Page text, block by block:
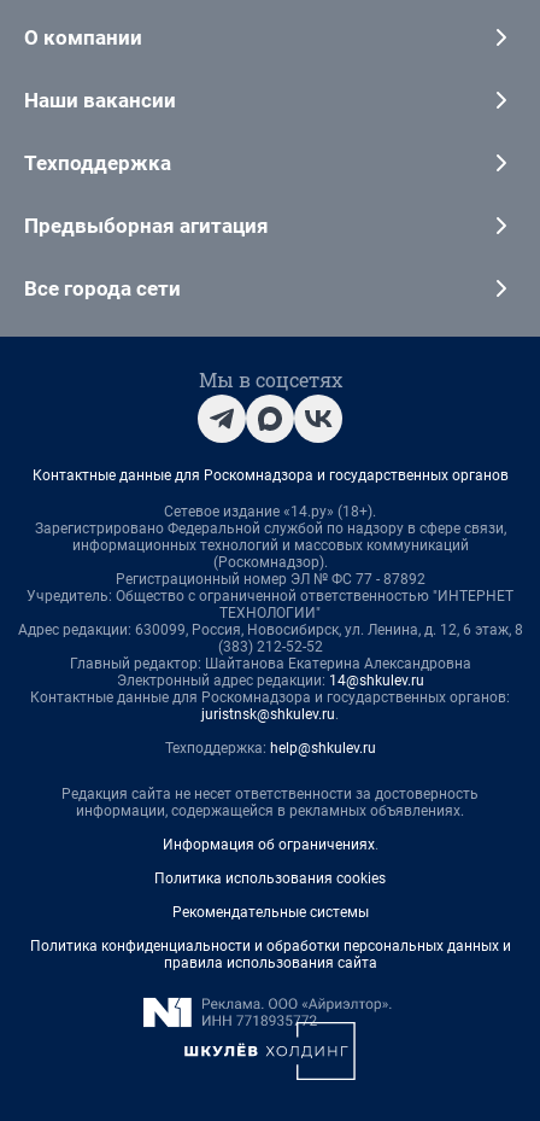
О компании
Наши вакансии
Техподдержка
Предвыборная агитация
Все города сети
Мы в соцсетях
Контактные данные для Роскомнадзора и государственных органов
Сетевое издание «14.ру» (18+).
Зарегистрировано Федеральной службой по надзору в сфере связи,
информационных технологий и массовых коммуникаций
(Роскомнадзор).
Регистрационный номер ЭЛ № ФС 77 - 87892
Учредитель: Общество с ограниченной ответственностью "ИНТЕРНЕТ
ТЕХНОЛОГИИ"
Адрес редакции: 630099, Россия, Новосибирск, ул. Ленина, д. 12, 6 этаж, 8
(383) 212-52-52
Главный редактор: Шайтанова Екатерина Александровна
Электронный адрес редакции: 14@shkulev.ru
Контактные данные для Роскомнадзора и государственных органов:
juristnsk@shkulev.ru.
Техподдержка: help@shkulev.ru
Редакция сайта не несет ответственности за достоверность
информации, содержащейся в рекламных объявлениях.
Информация об ограничениях.
Политика использования cookies
Рекомендательные системы
Политика конфиденциальности и обработки персональных данных и
правила использования сайта